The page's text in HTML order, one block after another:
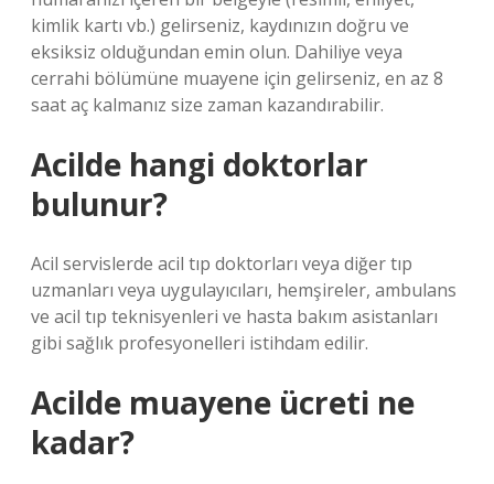
kimlik kartı vb.) gelirseniz, kaydınızın doğru ve
eksiksiz olduğundan emin olun. Dahiliye veya
cerrahi bölümüne muayene için gelirseniz, en az 8
saat aç kalmanız size zaman kazandırabilir.
Acilde hangi doktorlar
bulunur?
Acil servislerde acil tıp doktorları veya diğer tıp
uzmanları veya uygulayıcıları, hemşireler, ambulans
ve acil tıp teknisyenleri ve hasta bakım asistanları
gibi sağlık profesyonelleri istihdam edilir.
Acilde muayene ücreti ne
kadar?